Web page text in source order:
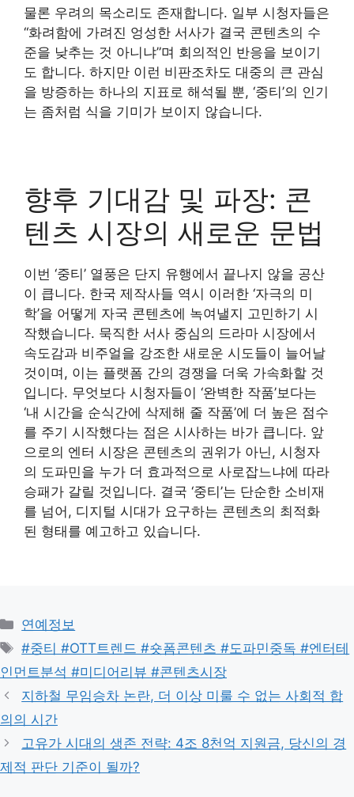
물론 우려의 목소리도 존재합니다. 일부 시청자들은
“화려함에 가려진 엉성한 서사가 결국 콘텐츠의 수
준을 낮추는 것 아니냐”며 회의적인 반응을 보이기
도 합니다. 하지만 이런 비판조차도 대중의 큰 관심
을 방증하는 하나의 지표로 해석될 뿐, ‘중티’의 인기
는 좀처럼 식을 기미가 보이지 않습니다.
향후 기대감 및 파장: 콘
텐츠 시장의 새로운 문법
이번 ‘중티’ 열풍은 단지 유행에서 끝나지 않을 공산
이 큽니다. 한국 제작사들 역시 이러한 ‘자극의 미
학’을 어떻게 자국 콘텐츠에 녹여낼지 고민하기 시
작했습니다. 묵직한 서사 중심의 드라마 시장에서
속도감과 비주얼을 강조한 새로운 시도들이 늘어날
것이며, 이는 플랫폼 간의 경쟁을 더욱 가속화할 것
입니다. 무엇보다 시청자들이 ‘완벽한 작품’보다는
‘내 시간을 순식간에 삭제해 줄 작품’에 더 높은 점수
를 주기 시작했다는 점은 시사하는 바가 큽니다. 앞
으로의 엔터 시장은 콘텐츠의 권위가 아닌, 시청자
의 도파민을 누가 더 효과적으로 사로잡느냐에 따라
승패가 갈릴 것입니다. 결국 ‘중티’는 단순한 소비재
를 넘어, 디지털 시대가 요구하는 콘텐츠의 최적화
된 형태를 예고하고 있습니다.
Categories
연예정보
Tags
#중티 #OTT트렌드 #숏폼콘텐츠 #도파민중독 #엔터테
인먼트분석 #미디어리뷰 #콘텐츠시장
지하철 무임승차 논란, 더 이상 미룰 수 없는 사회적 합
의의 시간
고유가 시대의 생존 전략: 4조 8천억 지원금, 당신의 경
제적 판단 기준이 될까?